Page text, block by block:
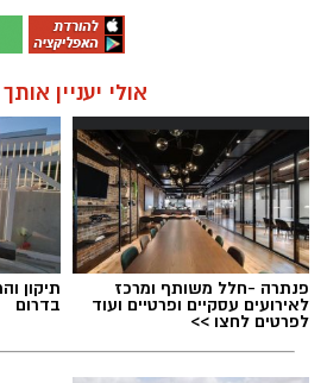
אולי יעניין
פנתרה -חלל משותף ומרכז
לאירועים עסקיים ופרטיים ועוד
לפרטים לחצו >>
תיקון
בדרום